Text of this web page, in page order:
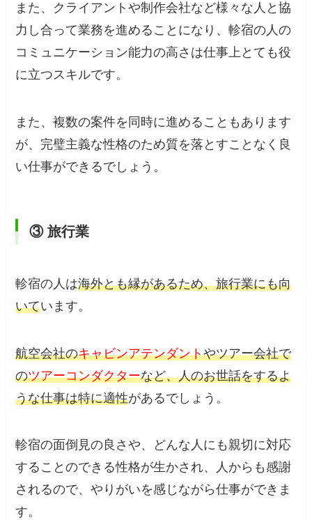
また、クライアントや制作会社など様々な人と協
力し合って業務を進めることになり、軫宿の人の
コミュニケーション能力の高さは仕事上とても役
に立つスキルです。
また、複数の案件を同時に進めることもあります
が、完璧主義な性格のため質を落とすことなく良
い仕事ができるでしょう。
③ 旅行業
軫宿の人は海外とも縁があるため、旅行業にも向
いています。
航空会社のキャビンアテンダントやツアー会社で
のツアーコンダクターなど、人のお世話をするよ
うな仕事は特に適性があるでしょう。
軫宿の面倒見の良さや、どんな人にも親切に対応
することのできる性格が生かされ、人からも感謝
されるので、やりがいを感じながら仕事ができま
す。